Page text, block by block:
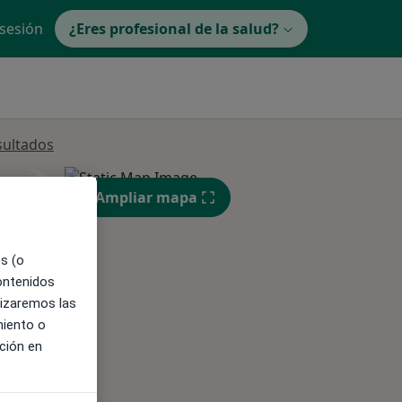
¿Eres profesional de la salud?
Ampliar mapa
(o
las
o
en